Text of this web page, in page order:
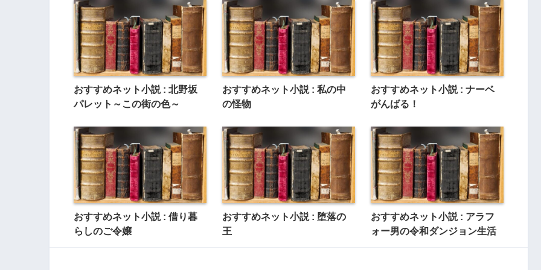
おすすめネット小説 : 北野坂
パレット～この街の色～
おすすめネット小説 : 私の中
の怪物
おすすめネット小説 : ナーベ
がんばる！
おすすめネット小説 : 借り暮
らしのご令嬢
おすすめネット小説 : 堕落の
王
おすすめネット小説 : アラフ
ォー男の令和ダンジョン生活